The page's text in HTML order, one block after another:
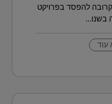
להפסד בפרויקט
בשנו...
עוד